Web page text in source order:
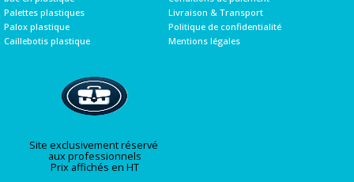
Palettes plastiques
Palox plastique
Caillebotis plastique
Livraison & Transport
Politique de confidentialité
Mentions légales
Site exclusivement réservé
aux professionnels
Prix affichés en HT